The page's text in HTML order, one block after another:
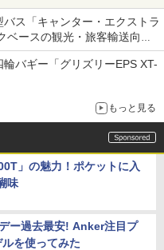
ス「キャンター・エクストラ
ースの観光・旅客輸送向け
バギー「グリズリーEPS XT-
もっと見る
」の魅力！ポケットに入
味
ー過去最安! Anker注目プ
を使ってみた